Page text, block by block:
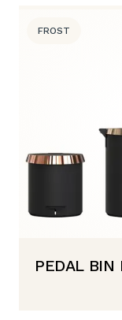
FROST
PEDAL BIN